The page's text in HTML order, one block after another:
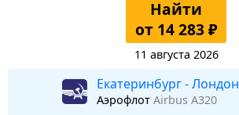
Найти
от 14 283 ₽
11 августа 2026
Екатеринбург - Лондон
Аэрофлот Airbus A320